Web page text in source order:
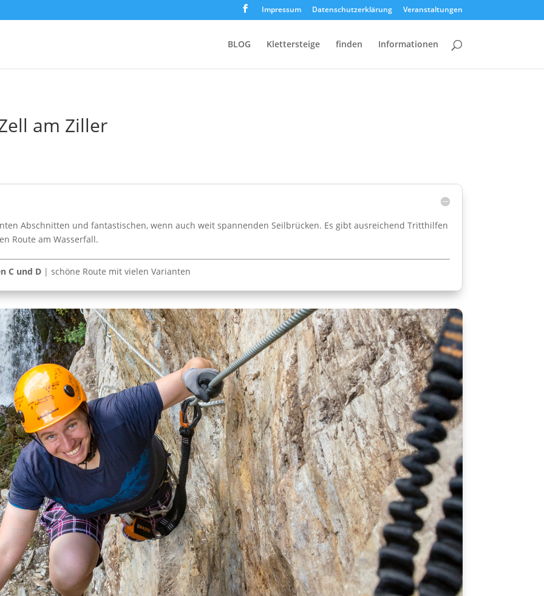
Impressum Datenschutzerklärung Veranstaltungen
BLOG Klettersteige finden Informationen
am Ziller
Abschnitten und fantastischen, wenn auch weit spannenden Seilbrücken. Es gibt ausreichend Tritthilfen
Route am Wasserfall.
C und D | schöne Route mit vielen Varianten